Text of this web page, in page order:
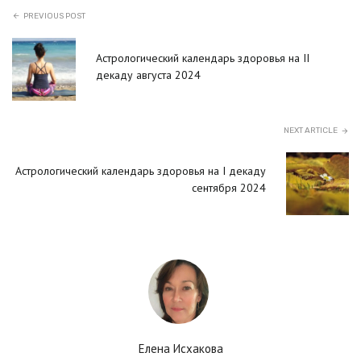
PREVIOUS POST
Астрологический календарь здоровья на II
декаду августа 2024
NEXT ARTICLE
Астрологический календарь здоровья на I декаду
сентября 2024
Елена Исхакова